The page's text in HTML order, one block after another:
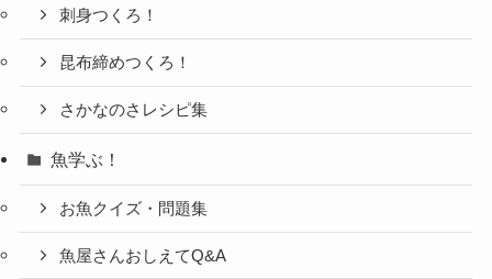
刺身つくろ！
昆布締めつくろ！
さかなのさレシピ集
魚学ぶ！
お魚クイズ・問題集
魚屋さんおしえてQ&A